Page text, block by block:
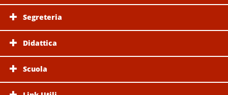
Segreteria
Didattica
Scuola